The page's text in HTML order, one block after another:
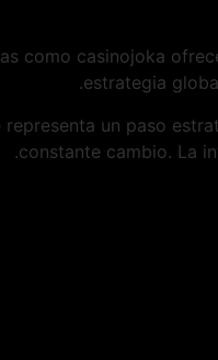
como casinojoka
estrategia
un paso
constante cambio. La